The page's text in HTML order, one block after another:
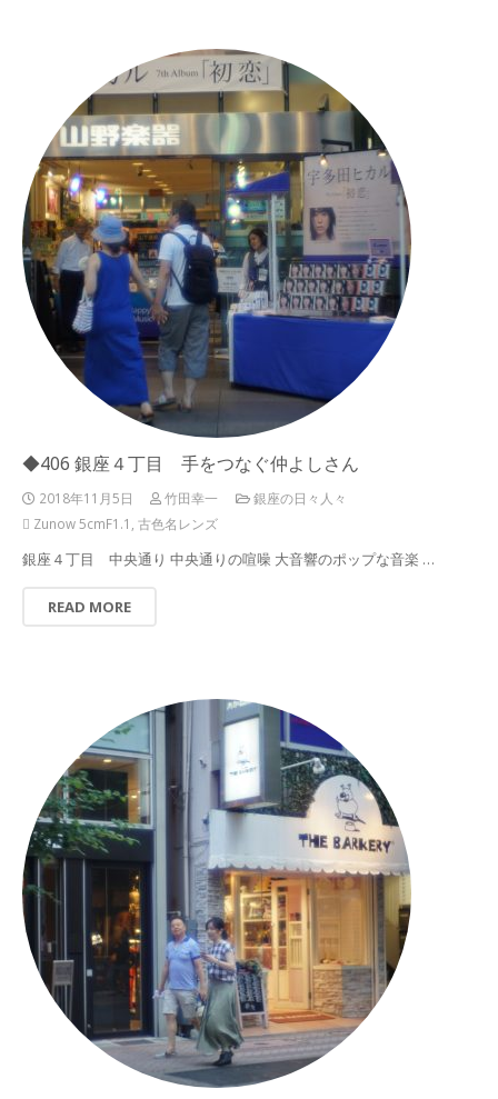
◆406 銀座４丁目 手をつなぐ仲よしさん
2018年11月5日 竹田幸一
銀座の日々人々
Zunow 5cmF1.1 , 古色名レンズ
銀座４丁目 中央通り 中央通りの喧噪 大音響のポップな音楽 …
READ MORE